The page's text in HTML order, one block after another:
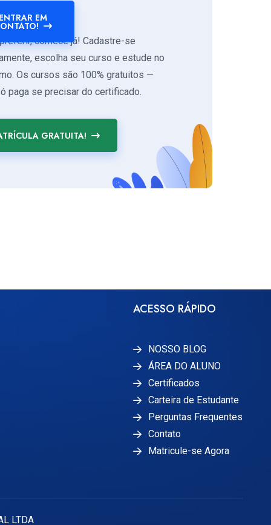
EM
comece já! Cadastre-se
escolha seu curso e estude no
Os cursos são 100% gratuitos —
paga se precisar do certificado.
GRATUITA!
ACESSO RÁPIDO
NOSSO BLOG
ÁREA DO ALUNO
Certificados
Carteira de Estudante
Perguntas Frequentes
Contato
Matricule-se Agora
LTDA